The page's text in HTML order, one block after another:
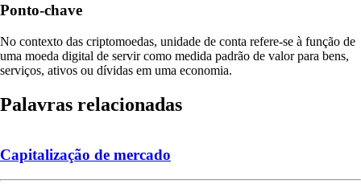
Ponto-chave
No contexto das criptomoedas, unidade de conta refere-se à função de
uma moeda digital de servir como medida padrão de valor para bens,
serviços, ativos ou dívidas em uma economia.
Palavras relacionadas
Capitalização de mercado